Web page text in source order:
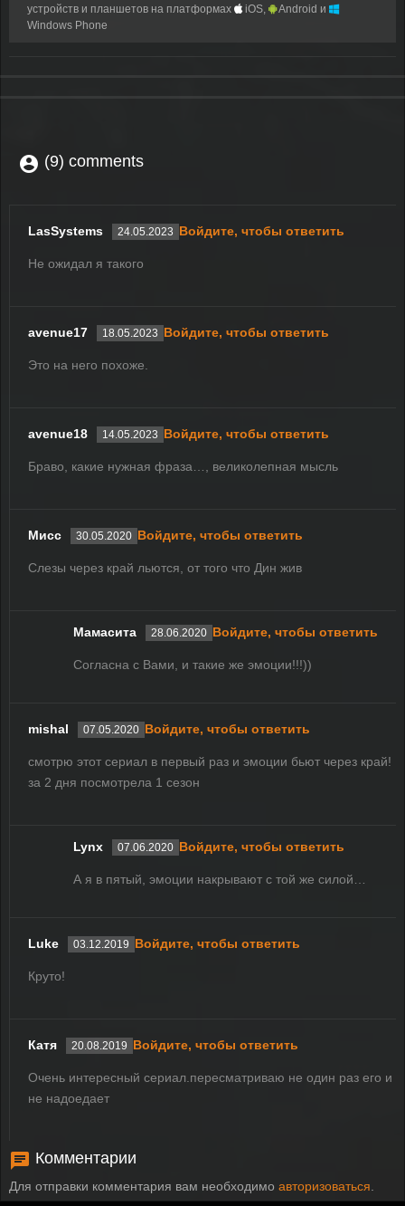
устройств и планшетов на платформах
iOS,
Android и
Windows Phone
(9) comments
LasSystems 24.05.2023 Войдите, чтобы ответить
Не ожидал я такого
avenue17 18.05.2023 Войдите, чтобы ответить
Это на него похоже.
avenue18 14.05.2023 Войдите, чтобы ответить
Браво, какие нужная фраза…, великолепная мысль
Мисс 30.05.2020 Войдите, чтобы ответить
Слезы через край льются, от того что Дин жив
Мамасита 28.06.2020 Войдите, чтобы ответить
Согласна с Вами, и такие же эмоции!!!))
mishal 07.05.2020 Войдите, чтобы ответить
смотрю этот сериал в первый раз и эмоции бьют через край!
за 2 дня посмотрела 1 сезон
Lynx 07.06.2020 Войдите, чтобы ответить
А я в пятый, эмоции накрывают с той же силой…
Luke 03.12.2019 Войдите, чтобы ответить
Круто!
Катя 20.08.2019 Войдите, чтобы ответить
Очень интересный сериал.пересматриваю не один раз его и
не надоедает
Комментарии
Для отправки комментария вам необходимо авторизоваться